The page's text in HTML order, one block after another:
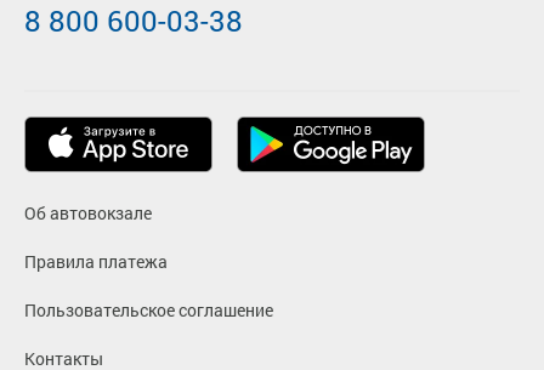
Об автовокзале
Правила платежа
Пользовательское соглашение
Контакты
8 800 600-03-38